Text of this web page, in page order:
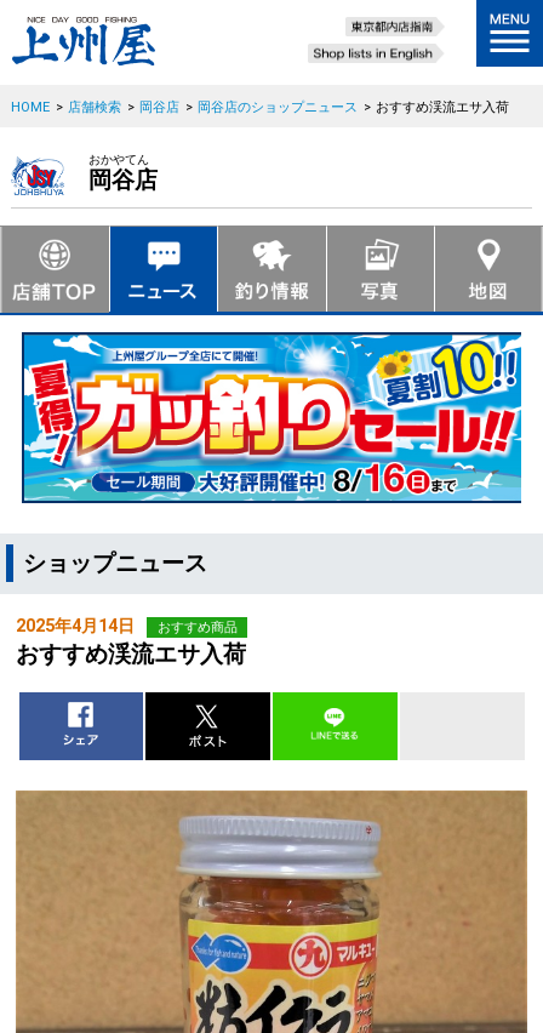
HOME > 店舗検索 > 岡谷店 > 岡谷店のショップニュース > おすすめ渓流エサ入荷
おかやてん
岡谷店
ショップニュース
2025年4月14日 おすすめ商品
おすすめ渓流エサ入荷